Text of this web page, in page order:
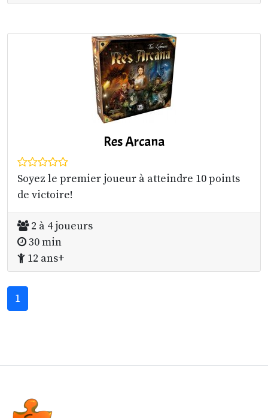
Res Arcana
Soyez le premier joueur à atteindre 10 points
de victoire!
2 à 4 joueurs
30 min
12 ans+
1